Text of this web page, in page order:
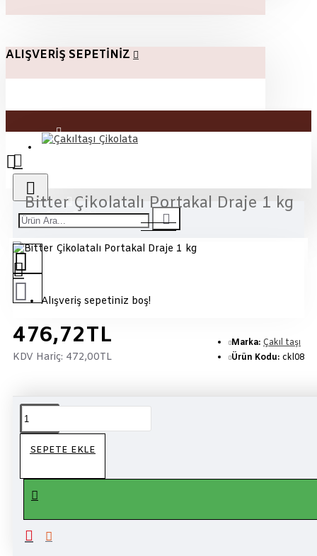
ALIŞVERIŞ SEPETINIZ
Üye Girişi
Sipariş Takibi
Alışveriş sepetiniz boş!
Bitter Çikolatalı Portakal Draje 1 kg
476,72TL
KDV Hariç: 472,00TL
Marka: Çakıl taşı
Ürün Kodu: ckl08
SEPETE EKLE
14 Saat 8 Dakikaiçinde sipariş verirseniz bugün kargo!
Çakıltaşı çikolata
ister atıştırmalık isterseniz kahvenin yanında güvenle
tüketebilirsiniz.Portakal